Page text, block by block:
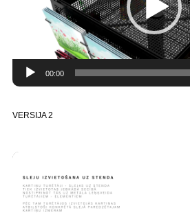
00:00
VERSIJA 2
Video